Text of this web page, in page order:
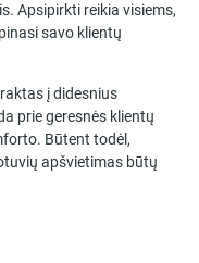
Apsipirkti reikia visiems,
savo klientų
į didesnius
prie geresnės klientų
Būtent todėl,
apšvietimas būtų